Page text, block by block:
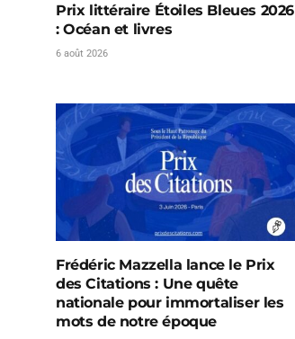
Prix littéraire Étoiles Bleues 2026
: Océan et livres
6 août 2026
Frédéric Mazzella lance le Prix
des Citations : Une quête
nationale pour immortaliser les
mots de notre époque